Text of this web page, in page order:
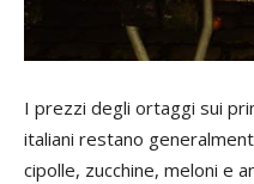
I prezzi degli ortaggi sui
italiani restano
cipolle, zucchine, meloni e